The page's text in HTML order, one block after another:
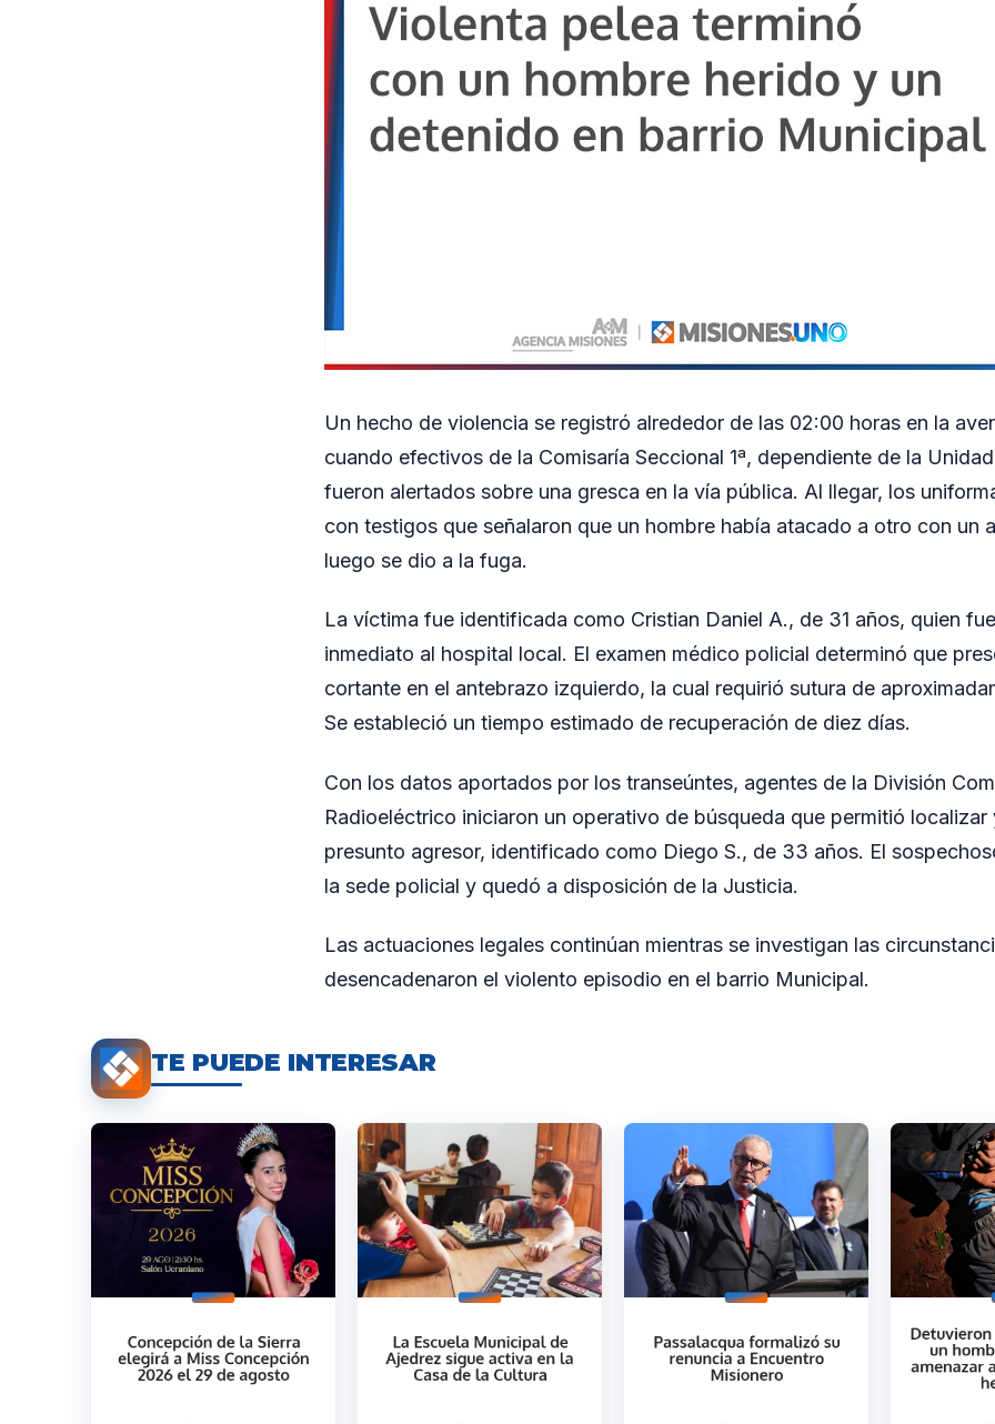
Un hecho de violencia se registró alrededor de las 02:00 horas en la
cuando efectivos de la Comisaría Seccional 1ª, dependiente de la
fueron alertados sobre una gresca en la vía pública. Al llegar, los
con testigos que señalaron que un hombre había atacado a otro con un
luego se dio a la fuga.
La víctima fue identificada como Cristian Daniel A., de 31 años, quien
inmediato al hospital local. El examen médico policial determinó que
cortante en el antebrazo izquierdo, la cual requirió sutura de
Se estableció un tiempo estimado de recuperación de diez días.
Con los datos aportados por los transeúntes, agentes de la División
Radioeléctrico iniciaron un operativo de búsqueda que permitió localizar
presunto agresor, identificado como Diego S., de 33 años. El
la sede policial y quedó a disposición de la Justicia.
Las actuaciones legales continúan mientras se investigan las
desencadenaron el violento episodio en el barrio Municipal.
TE PUEDE INTERESAR